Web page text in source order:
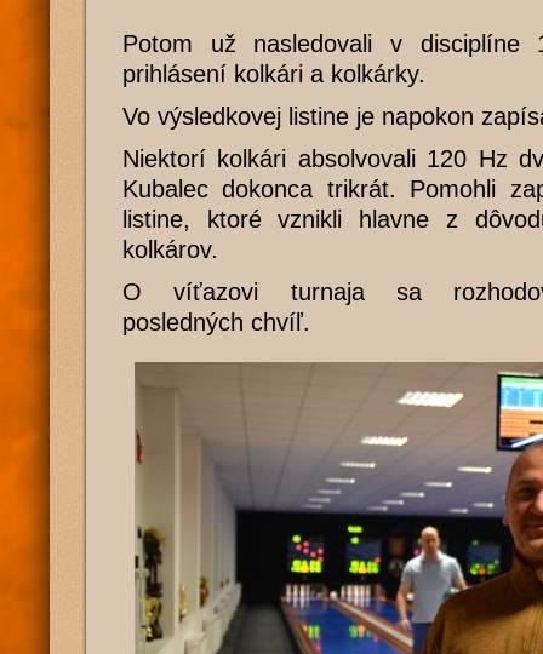
Potom už nasledovali v
prihlásení kolkári a kolkárky.
Vo výsledkovej listine je napokon
Niektorí kolkári absolvovali 120 Hz
Kubalec dokonca trikrát. Pomohli
listine, ktoré vznikli hlavne z
kolkárov.
O víťazovi turnaja sa
posledných chvíľ.